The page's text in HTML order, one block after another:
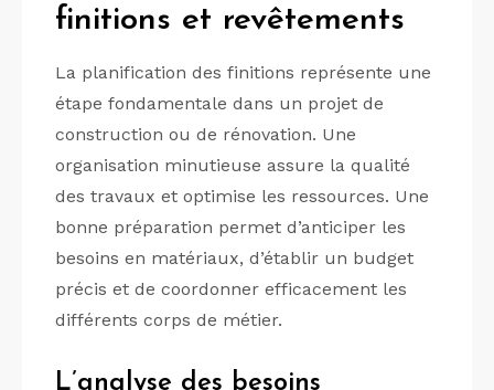
finitions et revêtements
La planification des finitions représente une
étape fondamentale dans un projet de
construction ou de rénovation. Une
organisation minutieuse assure la qualité
des travaux et optimise les ressources. Une
bonne préparation permet d’anticiper les
besoins en matériaux, d’établir un budget
précis et de coordonner efficacement les
différents corps de métier.
L’analyse des besoins